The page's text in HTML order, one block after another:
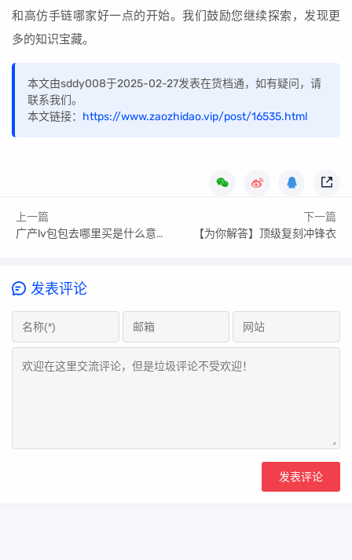
和高仿手链哪家好一点的开始。我们鼓励您继续探索，发现更
多的知识宝藏。
本文由sddy008于2025-02-27发表在货档通，如有疑问，请
联系我们。
本文链接： https://www.zaozhidao.vip/post/16535.html
上一篇
广产lv包包去哪里买是什么意思,货比三家的重要性
下一篇
【为你解答】顶级复刻冲锋衣
发表评论